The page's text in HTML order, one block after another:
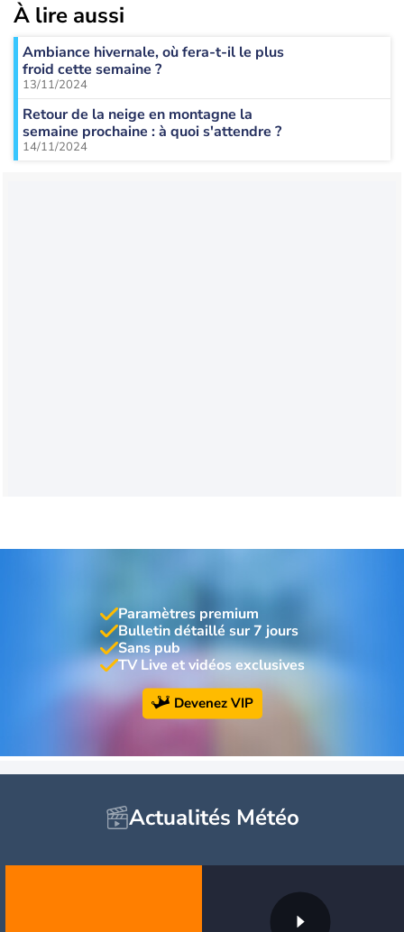
À lire aussi
Ambiance hivernale, où fera-t-il le plus
froid cette semaine ?
13/11/2024
Retour de la neige en montagne la
semaine prochaine : à quoi s'attendre ?
14/11/2024
Paramètres premium
Bulletin détaillé sur 7 jours
Sans pub
TV Live et vidéos exclusives
Devenez VIP
Actualités Météo